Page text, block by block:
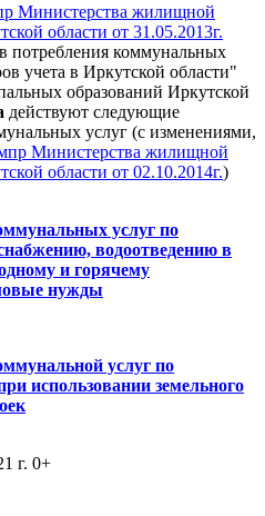
Министерства жилищной
области от 31.05.2013г.
потребления коммунальных
учета в Иркутской области"
образований Иркутской
действуют следующие
услуг (с изменениями,
Министерства жилищной
области от 02.10.2014г.)
услуг по
водоотведению в
и горячему
нужды
услуг по
использовании земельного
2021 г. 0+